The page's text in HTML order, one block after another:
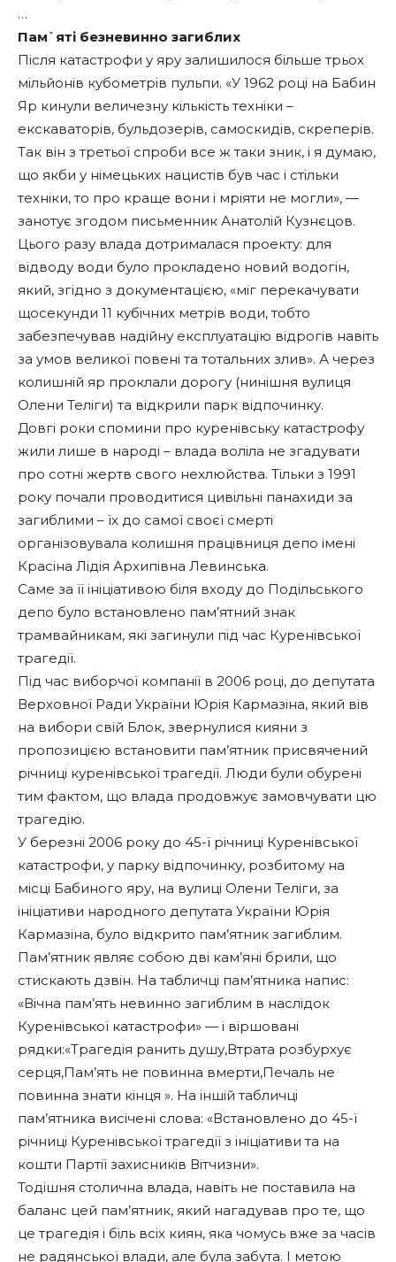
…
Пам`яті безневинно загиблих
Після катастрофи у яру залишилося більше трьох
мільйонів кубометрів пульпи. «У 1962 році на Бабин
Яр кинули величезну кількість техніки –
екскаваторів, бульдозерів, самоскидів, скреперів.
Так він з третьої спроби все ж таки зник, і я думаю,
що якби у німецьких нацистів був час і стільки
техніки, то про краще вони і мріяти не могли», —
занотує згодом письменник Анатолій Кузнєцов.
Цього разу влада дотрималася проекту: для
відводу води було прокладено новий водогін,
який, згідно з документацією, «міг перекачувати
щосекунди 11 кубічних метрів води, тобто
забезпечував надійну експлуатацію відрогів навіть
за умов великої повені та тотальних злив». А через
колишній яр проклали дорогу (нинішня вулиця
Олени Теліги) та відкрили парк відпочинку.
Довгі роки спомини про куренівську катастрофу
жили лише в народі – влада воліла не згадувати
про сотні жертв свого нехлюйства. Тільки з 1991
року почали проводитися цивільні панахиди за
загиблими – їх до самої своєї смерті
організовувала колишня працівниця депо імені
Красіна Лідія Архипівна Левинська.
Саме за її ініціативою біля входу до Подільського
депо було встановлено пам’ятний знак
трамвайникам, які загинули під час Куренівської
трагедії.
Під час виборчої компанії в 2006 році, до депутата
Верховної Ради України Юрія Кармазіна, який вів
на вибори свій Блок, звернулися кияни з
пропозицією встановити пам’ятник присвячений
річниці куренівської трагедії. Люди були обурені
тим фактом, що влада продовжує замовчувати цю
трагедію.
У березні 2006 року до 45-ї річниці Куренівської
катастрофи, у парку відпочинку, розбитому на
місці Бабиного яру, на вулиці Олени Теліги, за
ініціативи народного депутата України Юрія
Кармазіна, було відкрито пам’ятник загиблим.
Пам’ятник являє собою дві кам’яні брили, що
стискають дзвін. На табличці пам’ятника напис:
«Вічна пам’ять невинно загиблим в наслідок
Куренівської катастрофи» — і віршовані
рядки:«Трагедія ранить душу,Втрата розбурхує
серця,Пам’ять не повинна вмерти,Печаль не
повинна знати кінця ». На іншій табличці
пам’ятника висічені слова: «Встановлено до 45-ї
річниці Куренівської трагедії з ініціативи та на
кошти Партії захисників Вітчизни».
Тодішня столична влада, навіть не поставила на
баланс цей пам’ятник, який нагадував про те, що
це трагедія і біль всіх киян, яка чомусь вже за часів
не радянської влади, але була забута. І метою